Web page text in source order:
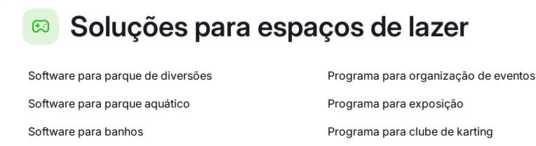
Soluções para espaços de lazer
Software para parque de diversões
Software para parque aquático
Software para banhos
Programa para organização de eventos
Programa para exposição
Programa para clube de karting